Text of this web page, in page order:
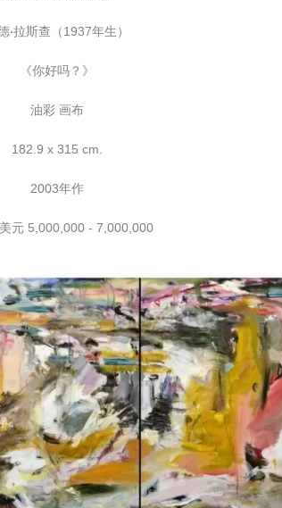
‧拉斯查（1937年生）
《你好吗？》
油彩 画布
182.9 x 315 cm.
2003年作
元 5,000,000 - 7,000,000